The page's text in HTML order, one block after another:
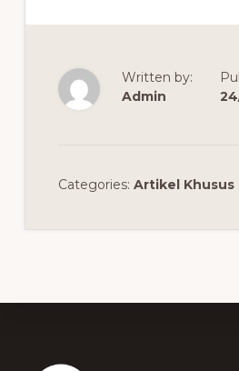
Written by:
Admin
Categories: Artikel Khusus